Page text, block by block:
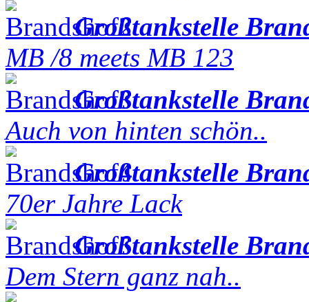
Großtankstelle
MB /8 meets MB 123
Großtankstelle
Auch von hinten schön..
Großtankstelle
70er Jahre Lack
Großtankstelle
Dem Stern ganz nah..